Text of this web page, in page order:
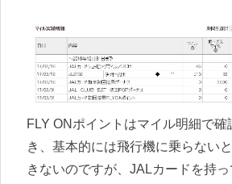
FLY ONポイントはマイル明細で
き、基本的には飛行機に乗らない
きないのですが、JALカードを持